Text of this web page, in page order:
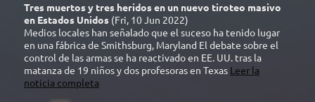
Tres muertos y tres heridos en un nuevo tiroteo masivo
en Estados Unidos (Fri, 10 Jun 2022)
Medios locales han señalado que el suceso ha tenido lugar
en una fábrica de Smithsburg, Maryland El debate sobre el
control de las armas se ha reactivado en EE. UU. tras la
matanza de 19 niños y dos profesoras en Texas Leer la
noticia completa